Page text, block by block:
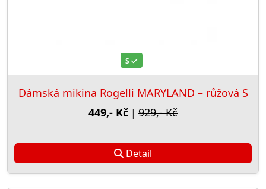
S
Dámská mikina Rogelli MARYLAND – růžová S
449,- Kč | 929,- Kč
Detail